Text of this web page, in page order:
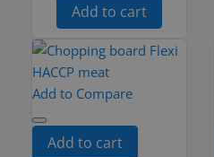
Add to cart
Add to Compare
Add to cart